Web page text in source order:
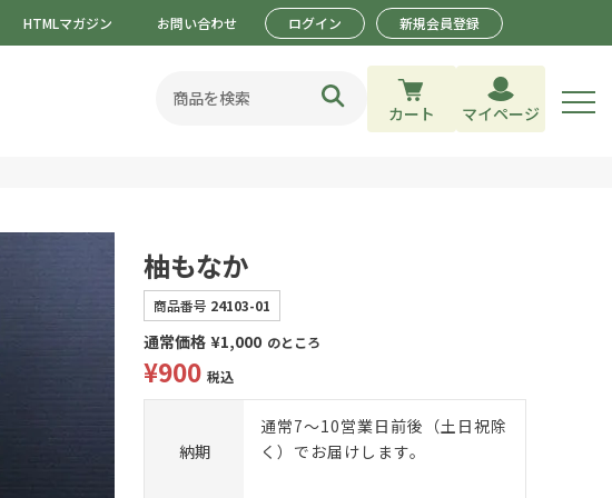
HTMLマガジン お問い合わせ ログイン 新規会員登録
カート マイページ
柚もなか
商品番号 24103-01
通常価格 ¥1,000 のところ
¥900 税込
納期
通常7～10営業日前後（土日祝除
く）でお届けします。